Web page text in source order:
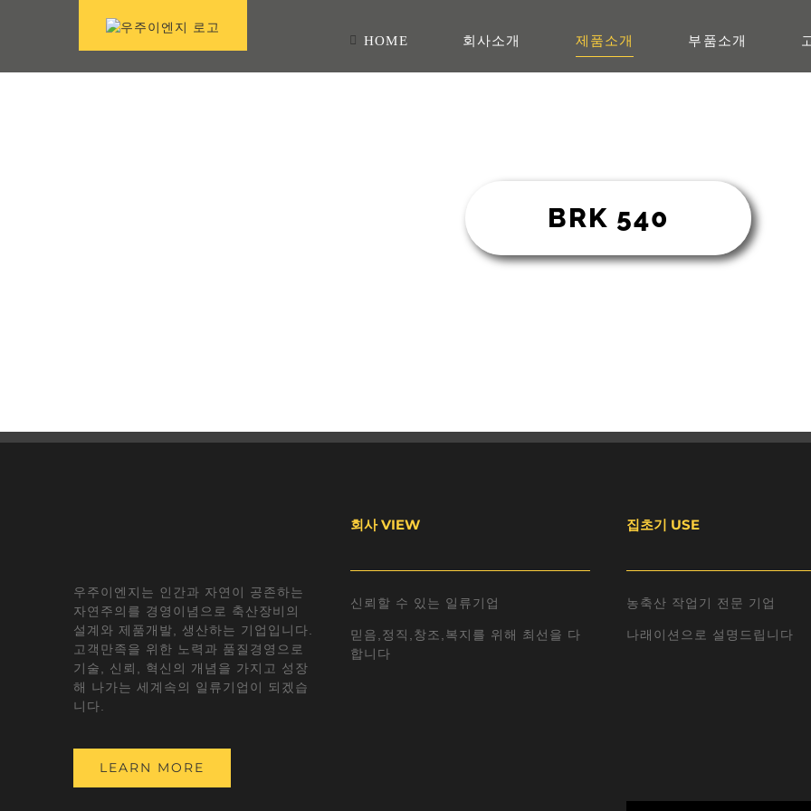
HOME 회사소개 제품소개 부품소개
BRK 540
우주이엔지는 인간과 자연이 공존하는
자연주의를 경영이념으로 축산장비의
설계와 제품개발, 생산하는 기업입니다.
고객만족을 위한 노력과 품질경영으로
기술, 신뢰, 혁신의 개념을 가지고 성장
해 나가는 세계속의 일류기업이 되겠습
니다.
LEARN MORE
회사 VIEW
신뢰할 수 있는 일류기업
믿음,정직,창조,복지를 위해 최선을 다
합니다
집초기 USE
농축산 작업기 전문 기업
나래이션으로 설명드립니다